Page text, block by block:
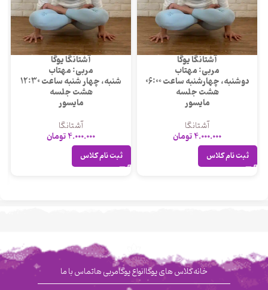
آشتانگا یوگا
مربی: مهتاب
دوشنبه، چهارشنبه ساعت 06:00
هشت جلسه
مایسور
آشتانگا
4.000.000تومان
ثبت نام کلاس
آشتانگا یوگا
مربی: مهتاب
شنبه، چهار شنبه ساعت 12:30
هشت جلسه
مایسور
آشتانگا
4.000.000تومان
ثبت نام کلاس
خانهکلاس های یوگاانواع یوگامربی هاتماس با ما